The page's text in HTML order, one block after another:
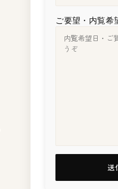
ご要望・内覧希